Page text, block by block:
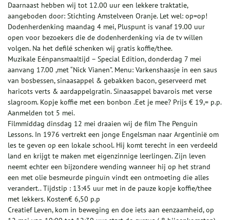
Daarnaast hebben wij tot 12.00 uur een lekkere traktatie,
aangeboden door: Stichting Amstelveen Oranje. Let wel: op=op!
Dodenherdenking maandag 4 mei, Pluspunt is vanaf 19.00 uur
open voor bezoekers die de dodenherdenking via de tv willen
volgen. Na het defilé schenken wij gratis koffie/thee.
Muzikale Eénpansmaaltijd – Special Edition, donderdag 7 mei
aanvang 17.00 ,met “Nick Vianen”. Menu: Varkenshaasje in een saus
van bosbessen, sinaasappel & gebakken bacon, geserveerd met
haricots verts & aardappelgratin. Sinaasappel bavarois met verse
slagroom. Kopje koffie met een bonbon .Eet je mee? Prijs € 19,= p.p.
Aanmelden tot 5 mei.
Filmmiddag dinsdag 12 mei draaien wij de film The Penguin
Lessons. In 1976 vertrekt een jonge Engelsman naar Argentinië om
les te geven op een lokale school. Hij komt terecht in een verdeeld
land en krijgt te maken met eigenzinnige leerlingen. Zijn leven
neemt echter een bijzondere wending wanneer hij op het strand
een met olie besmeurde pinguïn vindt een ontmoeting die alles
verandert.. Tijdstip : 13:45 uur met in de pauze kopje koffie/thee
met lekkers. Kosten€ 6,50 p.p
Creatief Leven, kom in beweging en doe iets aan eenzaamheid, op